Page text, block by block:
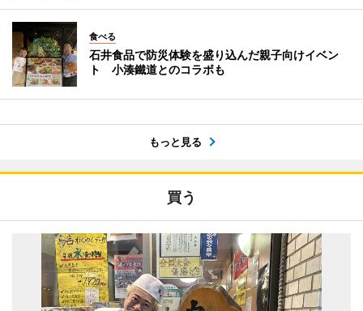
食べる
石井食品で防災体験を盛り込んだ親子向けイベン
ト 小湊鐵道とのコラボも
もっと見る
買う